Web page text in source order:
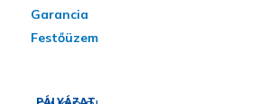
Garancia
Festőüzem